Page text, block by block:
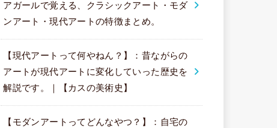
アガールで覚える、クラシックアート・モダ
ンアート・現代アートの特徴まとめ。
【現代アートって何やねん？】：昔ながらの
アートが現代アートに変化していった歴史を
解説です。｜【カスの美術史】
【モダンアートってどんなやつ？】：自宅の